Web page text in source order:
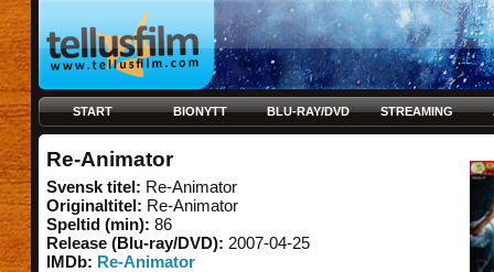
START BIONYTT BLU-RAY/DVD STREAMING
Re-Animator
Svensk titel: Re-Animator
Originaltitel: Re-Animator
Speltid (min): 86
Release (Blu-ray/DVD): 2007-04-25
IMDb: Re-Animator